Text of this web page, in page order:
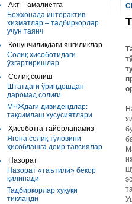
Акт – амалиётга
Божхонада интерактив
хизматлар – тадбиркорлар
учун таянч
Қонунчиликдаги янгиликлар
Солиқ ҳисоботидаги
ўзгартиришлар
Солиқ солиш
Штатдаги ўриндошдан
даромад солиғи
МЧЖдаги дивидендлар:
тақсимлаш хусусиятлари
Ҳисоботга тайёрланамиз
Ягона солиқ тўловини
ҳисоблашга доир тавсиялар
Назорат
Назорат «таътили» бекор
қилинади
Тадбиркорлар ҳуқуқи
тикланди